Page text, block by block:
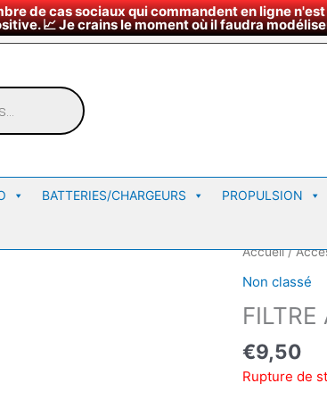
de cas sociaux qui commandent en ligne
📈 Je crains le moment où il faudra
¤Horaires du magasin ∇
BATTERIES/CHARGEURS PROPULSION
Accueil/
Non classé
FILTRE
€9,50
Rupture de